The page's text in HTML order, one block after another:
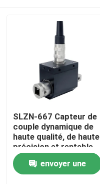
À la maison
Produits
SLZN-667 Capteur de
couple dynamique de
haute qualité, de haute
précision et rentable
envoyer une